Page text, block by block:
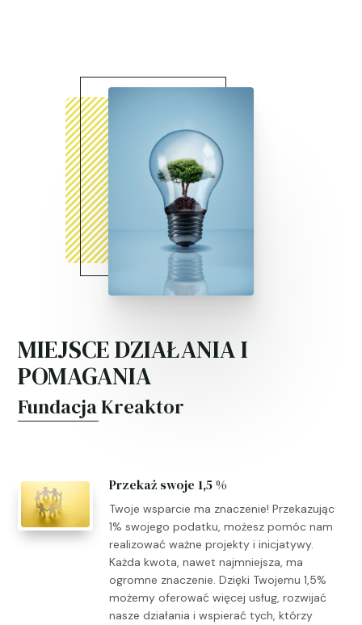
MIEJSCE DZIAŁANIA I
POMAGANIA
Fundacja Kreaktor
Przekaż swoje 1,5 %
Twoje wsparcie ma znaczenie! Przekazując
1% swojego podatku, możesz pomóc nam
realizować ważne projekty i inicjatywy.
Każda kwota, nawet najmniejsza, ma
ogromne znaczenie. Dzięki Twojemu 1,5%
możemy oferować więcej usług, rozwijać
nasze działania i wspierać tych, którzy